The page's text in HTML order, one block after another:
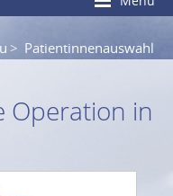
Patientinnenauswahl
Operation in